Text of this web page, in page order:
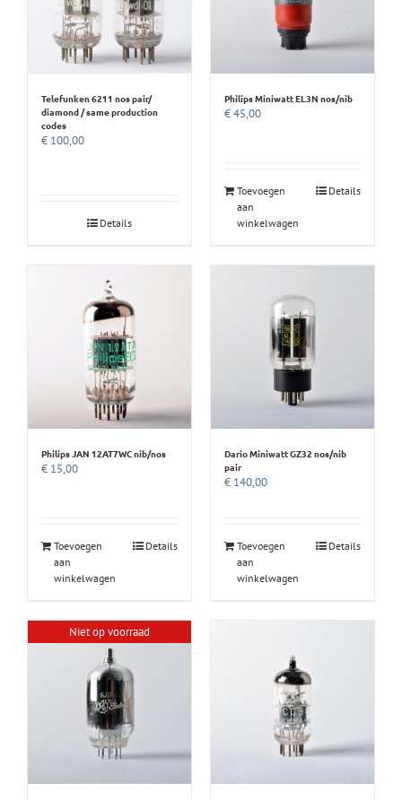
Telefunken 6211 nos pair/
diamond / same production
codes
€ 100,00
Details
Philips Miniwatt EL3N nos/nib
€45,00
Toevoegen
aan
winkelwagen
Details
Philips JAN 12AT7WC nib/nos
€ 15,00
Toevoegen
aan
winkelwagen
Details
Dario Miniwatt GZ32 nos/nib
pair
€ 140,00
Toevoegen
aan
winkelwagen
Details
Niet op voorraad